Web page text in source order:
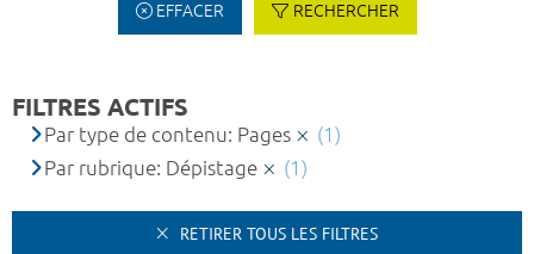
EFFACER RECHERCHER
FILTRES ACTIFS
Par type de contenu: Pages
(1)
Par rubrique: Dépistage
(1)
RETIRER TOUS LES FILTRES